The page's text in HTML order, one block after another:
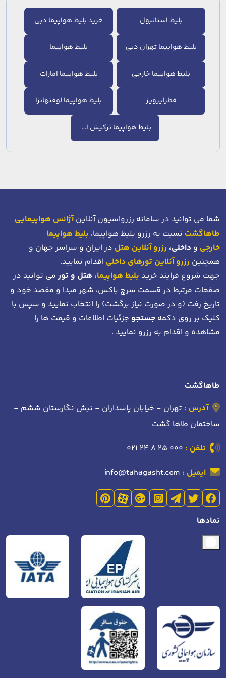
بلیط استانبول خرید بلیط هواپیما دبی
بلیط هواپیما تهران دبی بلیط هواپیما
بلیط هواپیما خارجی بلیط هواپیما امارات
قطرایرویز بلیط هواپیما لوفتهانزا
بلیط هواپیما ترکیش ایرلاین
شما می توانید در سامانه رزرواسیون آنلاینآژانس هواپیمایی
طاهاگشت نسبت به رزرو بلیط هواپیما، بلیط هواپیما
خارجی و داخلی، رزرو آنلاین هتل در ایران و سراسر جهان و
همچنین رزرو آنلاین تورهای داخلی اقدام نمایید.
جهت شروع فرایند خرید بلیط هواپیما، هتل و تورمی توانید در
صفحات مرتبط در قسمت سرچ باکس، شهر مبدا و مقصد خود و
تاریخ رفت (و در صورت نیاز برگشت) را انتخاب نمایید و سپس با
کلیک بر روی دکمه جستجو جزئیات اطلاعات و قیمت ها را
مشاهده و اقدام به رزرو نمایید .
طاهاگشت
آدرس : تهران - خیابان پاسداران - نبش نگارستان ششم -
ساختمان طاها گشت
تلفن : 021 24 8 25 000
ایمیل : info@tahagasht.com
نمادها